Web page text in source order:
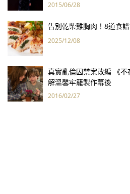
2015/06/28
告別乾柴雞胸肉！8道食
2025/12/08
真實亂倫囚禁案改編 《
解溫馨牢籠製作幕後
2016/02/27